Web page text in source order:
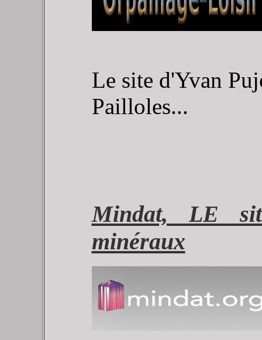
Le site d'Yvan
Pailloles...
Mindat, LE
minéraux